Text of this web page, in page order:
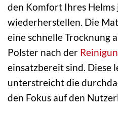
den Komfort Ihres
wiederherstellen. Die
eine schnelle Trocknung
Polster nach der
einsatzbereit sind. Diese
unterstreicht die
den Fokus auf den